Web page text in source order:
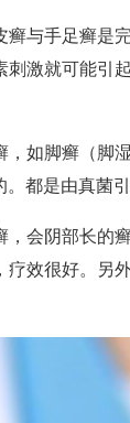
癣与手足癣是
刺激就可能引
，如脚癣（脚
。都是由真菌
，会阴部长的
疗效很好。另